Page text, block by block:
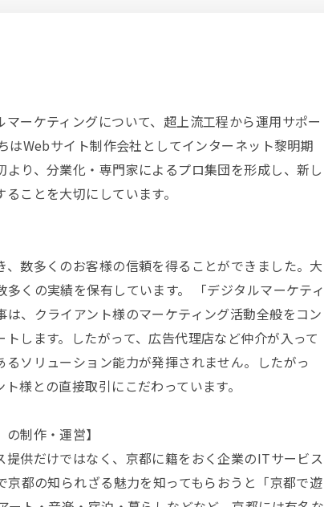
ーケティングについて、超上流工程から運用サポー
はWebサイト制作会社としてインターネット黎明期
り、分業化・専門家によるプロ集団を形成し、新し
ことを大切にしています。
数多くのお客様の信頼を得ることができました。大
くの実績を保有しています。 「デジタルマーケティ
、クライアント様のマーケティング活動全般をコン
します。したがって、広告代理店など仲介が入って
るソリューション能力が発揮されません。したがっ
様との直接取引にこだわっています。
制作・運営】
提供だけではなく、京都に籍をおく企業のITサービス
京都の知られざる魅力を知ってもらおうと「京都で遊